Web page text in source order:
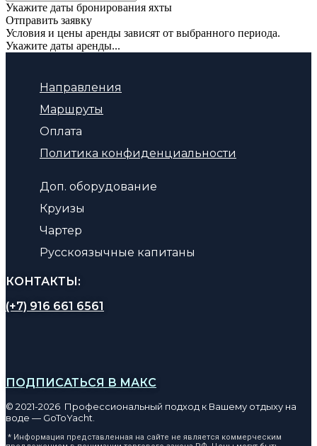
Укажите даты бронирования яхты
Отправить заявку
Условия и цены аренды зависят от выбранного периода.
Укажите даты аренды...
Направления
Маршруты
Оплата
Политика конфиденциальности
Доп. оборудование
Круизы
Чартер
Русскоязычные капитаны
КОНТАКТЫ:
(+7) 916 661 6561
ПОДПИСАТЬСЯ В МАКС
© 2021-2026 Профессиональный подход к Вашему отдыху на
воде — GoToYacht.
* Информация представленная на сайте не является коммерческим